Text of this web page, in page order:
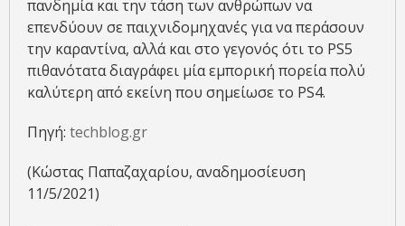
πανδημία και την τάση των ανθρώπων να
επενδύουν σε παιχνιδομηχανές για να περάσουν
την καραντίνα, αλλά και στο γεγονός ότι το PS5
πιθανότατα διαγράφει μία εμπορική πορεία πολύ
καλύτερη από εκείνη που σημείωσε το PS4.
Πηγή: techblog.gr
(Κώστας Παπαζαχαρίου, αναδημοσίευση
11/5/2021)